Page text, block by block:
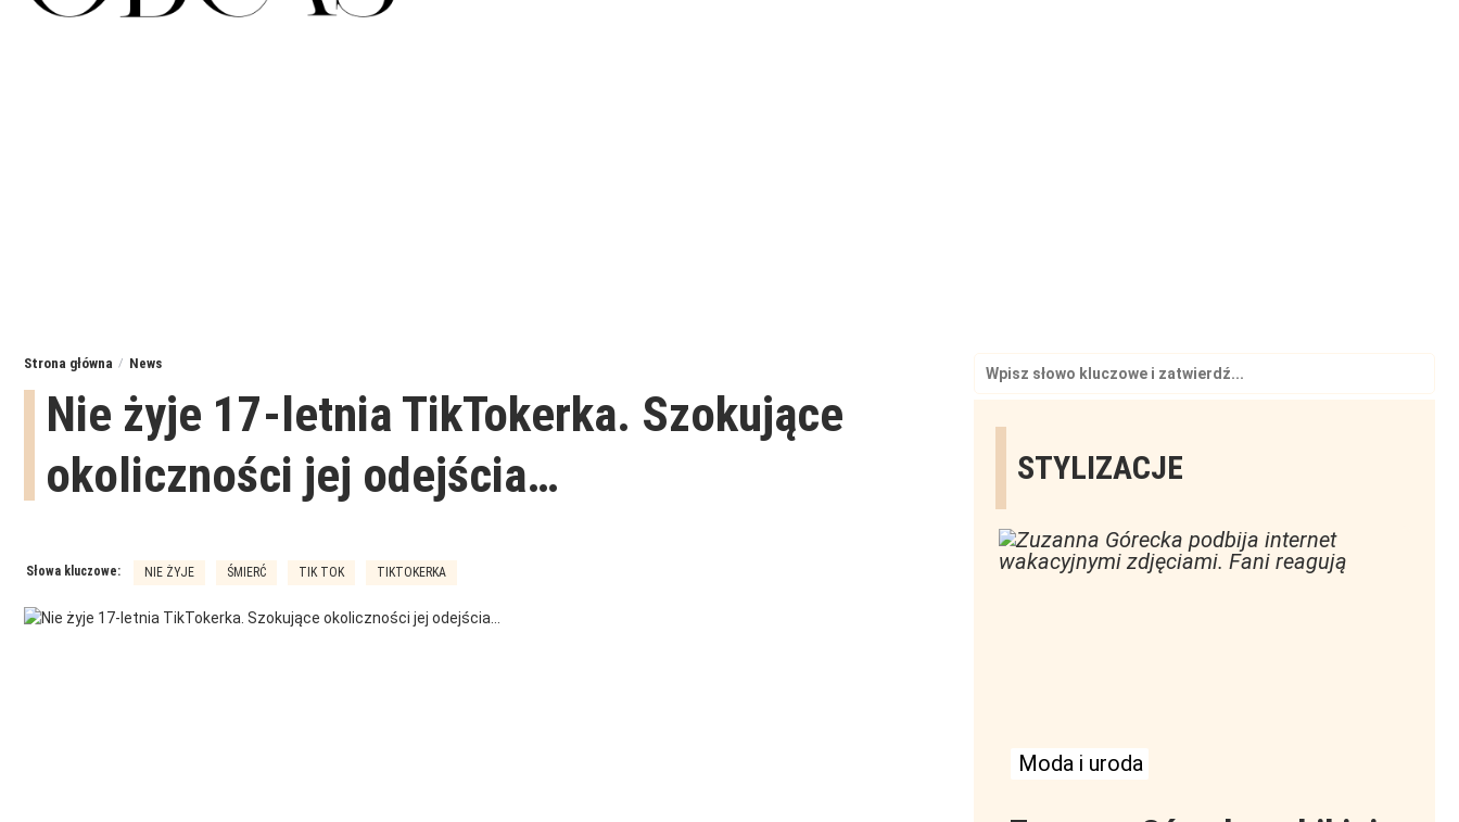
Strona główna News
Nie żyje 17-letnia TikTokerka. Szokujące
okoliczności jej odejścia…
Słowa kluczowe: NIE ŻYJE ŚMIERĆ TIK TOK TIKTOKERKA
Search
for:
STYLIZACJE
Moda i uroda